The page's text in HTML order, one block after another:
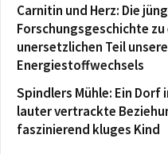
Carnitin und Herz: Die
Forschungsgeschichte zu
unersetzlichen Teil
Energiestoffwechsels
Spindlers Mühle: Ein Dorf
lauter vertrackte
faszinierend kluges Kind